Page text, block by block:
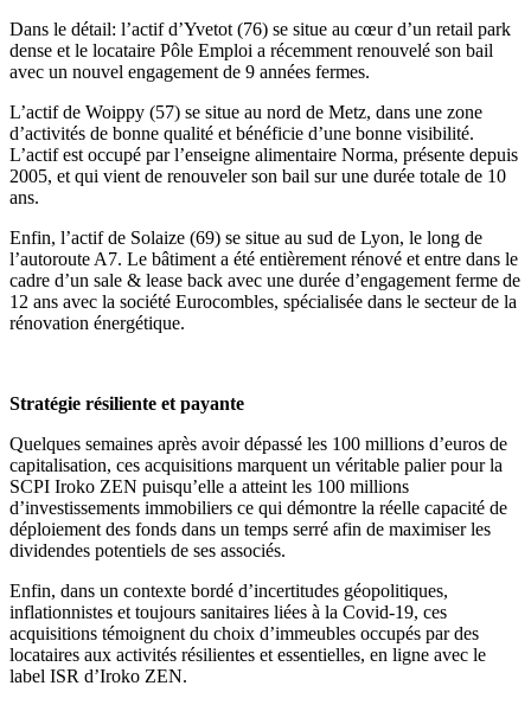
Dans le détail: l’actif d’Yvetot (76) se situe au cœur d’un retail park
dense et le locataire Pôle Emploi a récemment renouvelé son bail
avec un nouvel engagement de 9 années fermes.
L’actif de Woippy (57) se situe au nord de Metz, dans une zone
d’activités de bonne qualité et bénéficie d’une bonne visibilité.
L’actif est occupé par l’enseigne alimentaire Norma, présente depuis
2005, et qui vient de renouveler son bail sur une durée totale de 10
ans.
Enfin, l’actif de Solaize (69) se situe au sud de Lyon, le long de
l’autoroute A7. Le bâtiment a été entièrement rénové et entre dans le
cadre d’un sale & lease back avec une durée d’engagement ferme de
12 ans avec la société Eurocombles, spécialisée dans le secteur de la
rénovation énergétique.
Stratégie résiliente et payante
Quelques semaines après avoir dépassé les 100 millions d’euros de
capitalisation, ces acquisitions marquent un véritable palier pour la
SCPI Iroko ZEN puisqu’elle a atteint les 100 millions
d’investissements immobiliers ce qui démontre la réelle capacité de
déploiement des fonds dans un temps serré afin de maximiser les
dividendes potentiels de ses associés.
Enfin, dans un contexte bordé d’incertitudes géopolitiques,
inflationnistes et toujours sanitaires liées à la Covid-19, ces
acquisitions témoignent du choix d’immeubles occupés par des
locataires aux activités résilientes et essentielles, en ligne avec le
label ISR d’Iroko ZEN.